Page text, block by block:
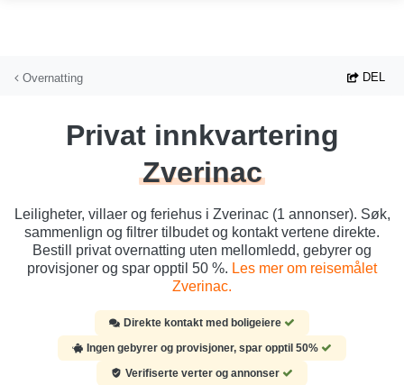
Overnatting DEL
Privat innkvartering
Zverinac
Leiligheter, villaer og feriehus i Zverinac (1 annonser). Søk,
sammenlign og filtrer tilbudet og kontakt vertene direkte.
Bestill privat overnatting uten mellomledd, gebyrer og
provisjoner og spar opptil 50 %. Les mer om reisemålet
Zverinac.
Direkte kontakt med boligeiere
Ingen gebyrer og provisjoner, spar opptil 50%
Verifiserte verter og annonser